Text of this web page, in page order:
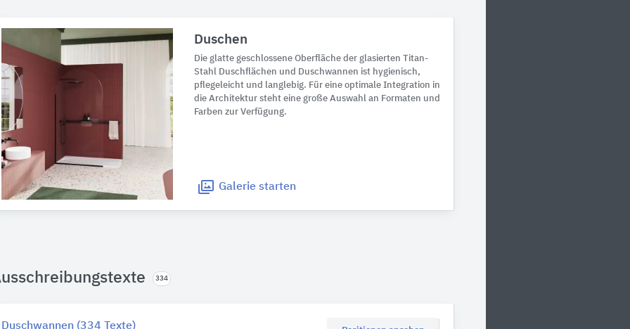
Duschen
Die glatte geschlossene Oberfläche der glasierten Titan-
Stahl Duschflächen und Duschwannen ist hygienisch,
pflegeleicht und langlebig. Für eine optimale Integration in
die Architektur steht eine große Auswahl an Formaten und
Farben zur Verfügung.
Galerie starten
334
Duschwannen (334 Texte)